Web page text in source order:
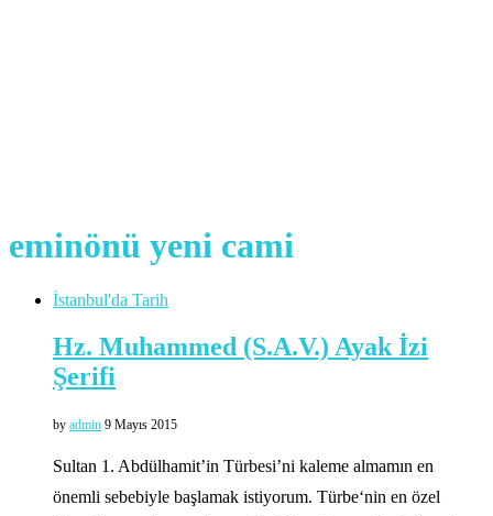
eminönü yeni cami
İstanbul'da Tarih
Hz. Muhammed (S.A.V.) Ayak İzi
Şerifi
by admin 9 Mayıs 2015
Sultan 1. Abdülhamit’in Türbesi’ni kaleme almamın en
önemli sebebiyle başlamak istiyorum. Türbe‘nin en özel